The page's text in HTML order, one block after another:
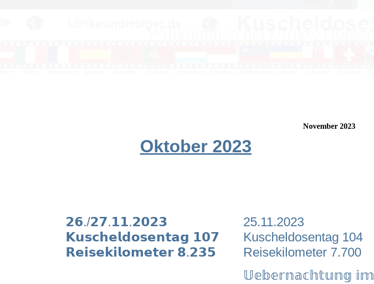
November 2023
Oktober 2023
𝟮𝟲./𝟮𝟳.𝟭𝟭.𝟮𝟬𝟮𝟯
𝗞𝘂𝘀𝗰𝗵𝗲𝗹𝗱𝗼𝘀𝗲𝗻𝘁𝗮𝗴 𝟭𝟬𝟳
𝗥𝗲𝗶𝘀𝗲𝗸𝗶𝗹𝗼𝗺𝗲𝘁𝗲𝗿 𝟴.𝟮𝟯𝟱
25.11.2023
Kuscheldosentag 104
Reisekilometer 7.700
𝕌𝕖𝕓𝕖𝕣𝕟𝕒𝕔𝕙𝕥𝕦𝕟𝕘 𝕚𝕞